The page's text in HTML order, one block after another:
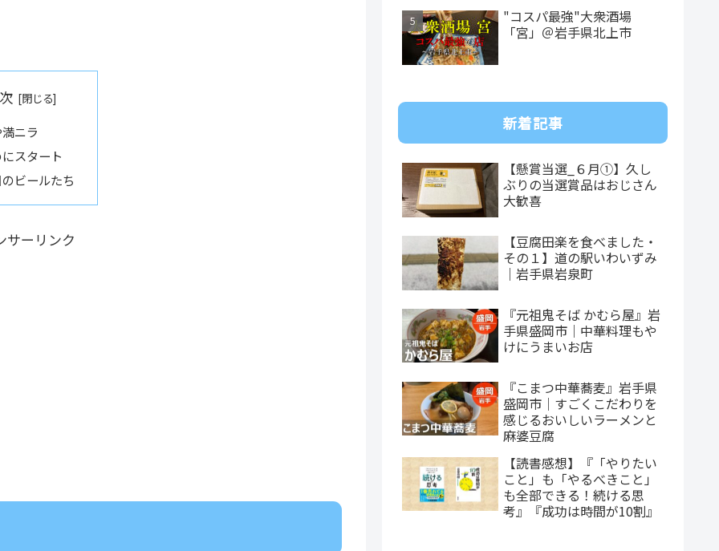
ニラ
スタート
ビールたち
サーリンク
"コスパ最強"大衆酒場
「宮」＠岩手県北上市
新着記事
【懸賞当選_６月①】久し
ぶりの当選賞品はおじさん
大歓喜
【豆腐田楽を食べました・
その１】道の駅いわいずみ
｜岩手県岩泉町
『元祖鬼そば かむら屋』岩
手県盛岡市｜中華料理もや
けにうまいお店
『こまつ中華蕎麦』岩手県
盛岡市｜すごくこだわりを
感じるおいしいラーメンと
麻婆豆腐
【読書感想】『「やりたい
こと」も「やるべきこと」
も全部できる！続ける思
考』『成功は時間が10割』